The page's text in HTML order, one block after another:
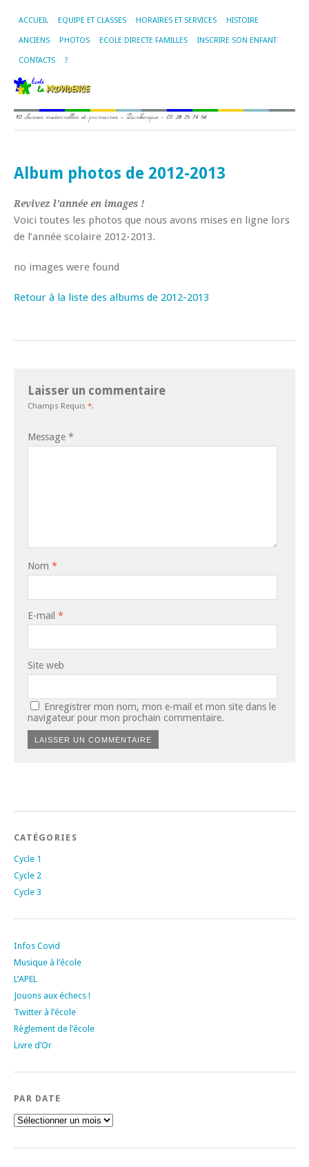
ACCUEIL EQUIPE ET CLASSES HORAIRES ET SERVICES HISTOIRE
ANCIENS PHOTOS ECOLE DIRECTE FAMILLES INSCRIRE SON ENFANT
CONTACTS ?
Album photos de 2012-2013
Revivez l’année en images !
Voici toutes les photos que nous avons mises en ligne lors
de l’année scolaire 2012-2013.
no images were found
Retour à la liste des albums de 2012-2013
Laisser un commentaire
Champs Requis *.
Message *
Nom *
E-mail *
Site web
Enregistrer mon nom, mon e-mail et mon site dans le
navigateur pour mon prochain commentaire.
CATÉGORIES
Cycle 1
Cycle 2
Cycle 3
Infos Covid
Musique à l’école
L’APEL
Jouons aux échecs !
Twitter à l’école
Règlement de l’école
Livre d’Or
PAR DATE
Par
date